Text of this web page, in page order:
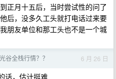
正月十五后，当时尝试性的问了
后，没多久工头就打电话过来要
朋友单位和那工头也不是一个城
谷全栈行情？？ 6 月 26 日
话，估计挺难